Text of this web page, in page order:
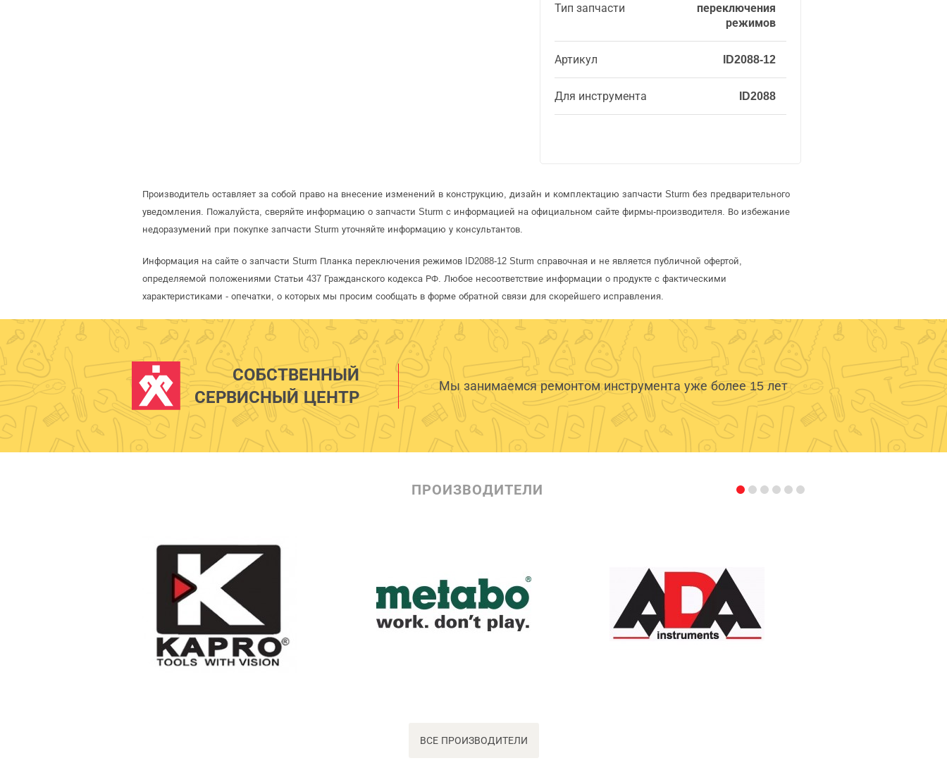
Тип запчасти
переключения
режимов
Артикул ID2088-12
Для инструмента ID2088
Производитель оставляет за собой право на внесение изменений в конструкцию, дизайн и комплектацию запчасти Sturm без предварительного
уведомления. Пожалуйста, сверяйте информацию о запчасти Sturm с информацией на официальном сайте фирмы-производителя. Во избежание
недоразумений при покупке запчасти Sturm уточняйте информацию у консультантов.
Информация на сайте о запчасти Sturm Планка переключения режимов ID2088-12 Sturm справочная и не является публичной офертой,
определяемой положениями Статьи 437 Гражданского кодекса РФ. Любое несоответствие информации о продукте с фактическими
характеристиками - опечатки, о которых мы просим сообщать в форме обратной связи для скорейшего исправления.
СОБСТВЕННЫЙ
СЕРВИСНЫЙ ЦЕНТР
Мы занимаемся ремонтом инструмента уже более 15 лет
ПРОИЗВОДИТЕЛИ
ВСЕ ПРОИЗВОДИТЕЛИ